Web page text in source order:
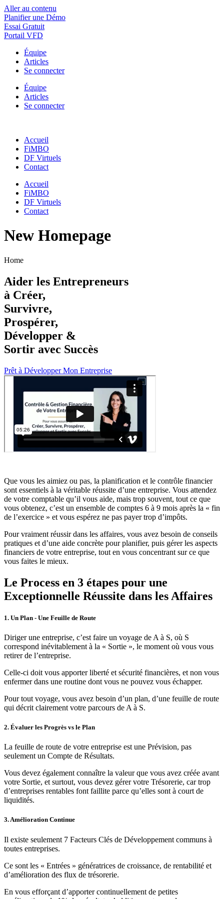
Aller au contenu
Planifier une Démo
Essai Gratuit
Portail VFD
Équipe
Articles
Se connecter
Équipe
Articles
Se connecter
Accueil
FiMBO
DF Virtuels
Contact
Accueil
FiMBO
DF Virtuels
Contact
New Homepage
Home
Aider les Entrepreneurs
à Créer,
Survivre,
Prospérer,
Développer &
Sortir avec Succès
Prêt à Développer Mon Entreprise
Que vous les aimiez ou pas, la planification et le contrôle financier
sont essentiels à la véritable réussite d’une entreprise. Vous attendez
de votre comptable qu’il vous aide, mais trop souvent, tout ce que
vous obtenez, c’est un ensemble de comptes 6 à 9 mois après la « fin
de l’exercice » et vous espérez ne pas payer trop d’impôts.
Pour vraiment réussir dans les affaires, vous avez besoin de conseils
pratiques et d’une aide concrète pour planifier, puis gérer les aspects
financiers de votre entreprise, tout en vous concentrant sur ce que
vous faites le mieux.
Le Process en 3 étapes pour une
Exceptionnelle Réussite dans les Affaires
1. Un Plan - Une Feuille de Route
Diriger une entreprise, c’est faire un voyage de A à S, où S
correspond inévitablement à la « Sortie », le moment où vous vous
retirer de l’entreprise.
Celle-ci doit vous apporter liberté et sécurité financières, et non vous
enfermer dans une routine dont vous ne pouvez vous échapper.
Pour tout voyage, vous avez besoin d’un plan, d’une feuille de route
qui décrit clairement votre parcours de A à S.
2. Évaluer les Progrès vs le Plan
La feuille de route de votre entreprise est une Prévision, pas
seulement un Compte de Résultats.
Vous devez également connaître la valeur que vous avez créée avant
votre Sortie, et surtout, vous devez gérer votre Trésorerie, car trop
d’entreprises rentables font faillite parce qu’elles sont à court de
liquidités.
3. Amélioration Continue
Il existe seulement 7 Facteurs Clés de Développement communs à
toutes entreprises.
Ce sont les « Entrées » génératrices de croissance, de rentabilité et
d’amélioration des flux de trésorerie.
En vous efforçant d’apporter continuellement de petites